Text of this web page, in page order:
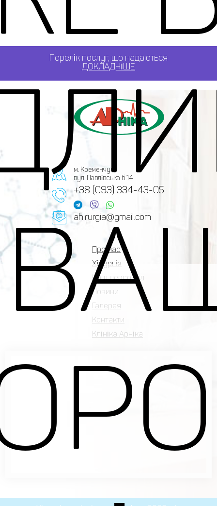
Перелік послуг, що надаються
ДОКЛАДНІШЕ
м. Кременчук,
вул. Павлівська б.14
+38 (093) 334-43-05
ahirurgia@gmail.com
Про нас
Хірургія
Наш персонал
Новини
Галерея
Контакти
Клініка Арніка